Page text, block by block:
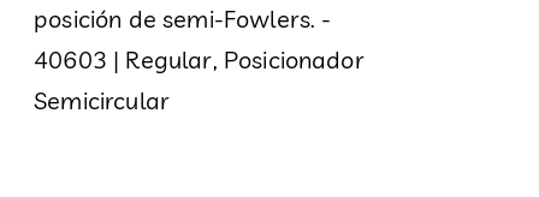
posición de semi-Fowlers. -
40603 | Regular, Posicionador
Semicircular